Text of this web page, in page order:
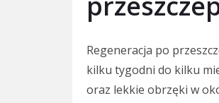
Regeneracja po
kilku tygodni do kilku
oraz lekkie obrzęki w